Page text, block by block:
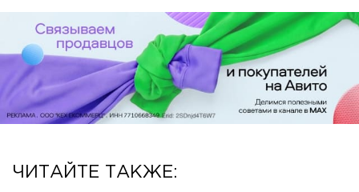
ЧИТАЙТЕ ТАКЖЕ: